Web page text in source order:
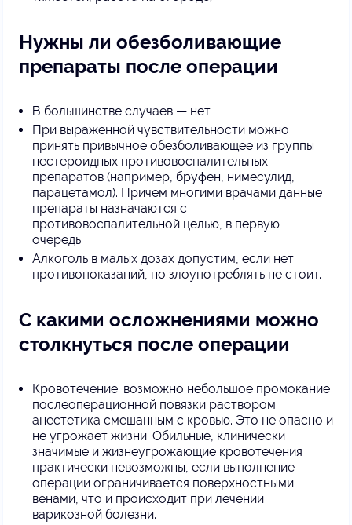
Нужны ли обезболивающие
препараты после операции
В большинстве случаев — нет.
При выраженной чувствительности можно
принять привычное обезболивающее из группы
нестероидных противовоспалительных
препаратов (например, бруфен, нимесулид,
парацетамол). Причём многими врачами данные
препараты назначаются с
противовоспалительной целью, в первую
очередь.
Алкоголь в малых дозах допустим, если нет
противопоказаний, но злоупотреблять не стоит.
С какими осложнениями можно
столкнуться после операции
Кровотечение: возможно небольшое промокание
послеоперационной повязки раствором
анестетика смешанным с кровью. Это не опасно и
не угрожает жизни. Обильные, клинически
значимые и жизнеугрожающие кровотечения
практически невозможны, если выполнение
операции ограничивается поверхностными
венами, что и происходит при лечении
варикозной болезни.